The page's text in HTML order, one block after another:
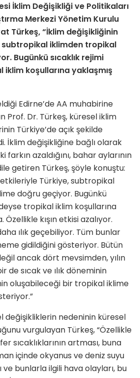
İklim Değişikliği ve Politikaları
Merkezi Yönetim Kurulu
Türkeş, “İklim değişikliğinin
iklimden tropikal
Bugünkü sıcaklık rejimi
koşullarına yaklaşmış
Edirne’de AA muhabirine
Prof. Dr. Türkeş, küresel iklim
Türkiye’de açık şekilde
İklim değişikliğine bağlı olarak
farkın azaldığını, bahar aylarının
getiren Türkeş, şöyle konuştu:
Türkiye, subtropikal
doğru geçiyor. Bugünkü
tropikal iklim koşullarına
kışın etkisi azalıyor.
ılık geçebiliyor. Tüm bunlar
gidildiğini gösteriyor. Bütün
ancak dört mevsimden, yılın
de sıcak ve ılık döneminin
oluşabileceği bir tropikal iklime
değişikliklerin nedeninin küresel
vurgulayan Türkeş, “Özellikle
sıcaklıklarının artması, buna
içinde okyanus ve deniz suyu
ve bunlarla ilgili hava olayları, bu